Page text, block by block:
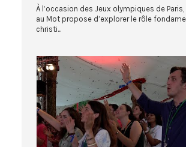
À l’occasion des Jeux olympiques de Paris,
au Mot propose d’explorer le rôle
christi...